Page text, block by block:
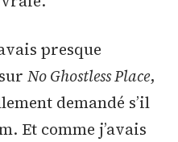
presque
No Ghostless Place,
demandé s’il
Et comme j’avais